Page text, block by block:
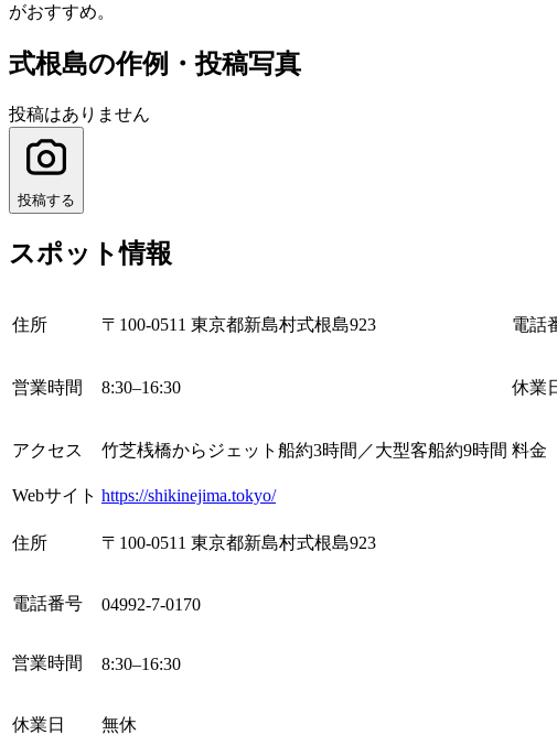
がおすすめ。
式根島の作例・投稿写真
投稿はありません
投稿する
スポット情報
住所 〒100-0511 東京都新島村式根島923 電話
営業時間 8:30–16:30 休業
アクセス 竹芝桟橋からジェット船約3時間／大型客船約9時間 料金
Webサイト https://shikinejima.tokyo/
住所 〒100-0511 東京都新島村式根島923
電話番号 04992-7-0170
営業時間 8:30–16:30
休業日 無休